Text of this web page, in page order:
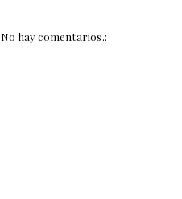
No hay comentarios.: